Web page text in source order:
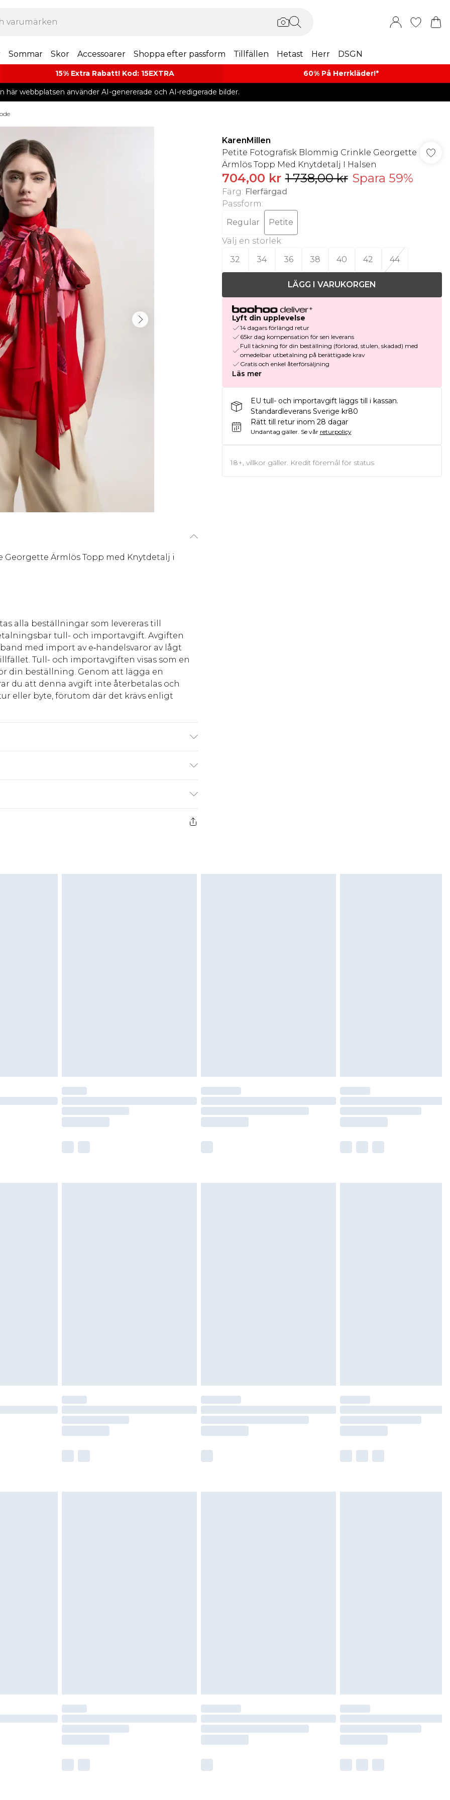
Sommar Skor Accessoarer Shoppa efter passform Tillfällen Hetast Herr DSGN
15% Extra Rabatt! Kod: 15EXTRA 60% På Herrkläder!*​
här webbplatsen använder AI-genererade och AI-redigerade bilder.
Ärmlös Topp med Knytdetalj i
alla beställningar som levereras till
tull- och importavgift. Avgiften
med import av e‑handelsvaror av lågt
Tull- och importavgiften visas som en
din beställning. Genom att lägga en
du att denna avgift inte återbetalas och
eller byte, förutom där det krävs enligt
kr80
kr239
badkläder eller underkläder om
KarenMillen
Petite Fotografisk Blommig Crinkle Georgette
Ärmlös Topp Med Knytdetalj I Halsen
704,00 kr 1 738,00 kr Spara 59%
Färg: Flerfärgad
Passform:
Regular
Petite
Välj en storlek:
32
34 36 38 40 42 44
LÄGG I VARUKORGEN
Lyft din upplevelse
14 dagars förlängd retur
65kr dag kompensation för sen leverans
Full täckning för din beställning (förlorad, stulen, skadad) med
omedelbar utbetalning på berättigade krav
Gratis och enkel återförsäljning
Läs mer
EU tull- och importavgift läggs till i kassan.
Standardleverans Sverige kr80
Rätt till retur inom 28 dagar
Undantag gäller. Se vår returpolicy
18+, villkor gäller. Kredit föremål för status